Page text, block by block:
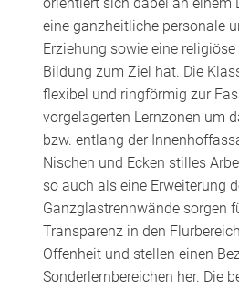
eine ganzheitliche personale
Erziehung sowie eine
Bildung zum Ziel hat. Die
flexibel und ringförmig zur
vorgelagerten Lernzonen um
bzw. entlang der
Nischen und Ecken stilles
so auch als eine Erweiterung
Ganzglastrennwände sorgen
Transparenz in den
Offenheit und stellen einen
Sonderlernbereichen her. Die